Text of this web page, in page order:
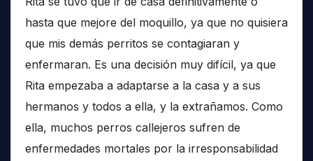
hasta que mejore del moquillo, ya que no quisiera
que mis demás perritos se contagiaran y
enfermaran. Es una decisión muy difícil, ya que
Rita empezaba a adaptarse a la casa y a sus
hermanos y todos a ella, y la extrañamos. Como
ella, muchos perros callejeros sufren de
enfermedades mortales por la irresponsabilidad